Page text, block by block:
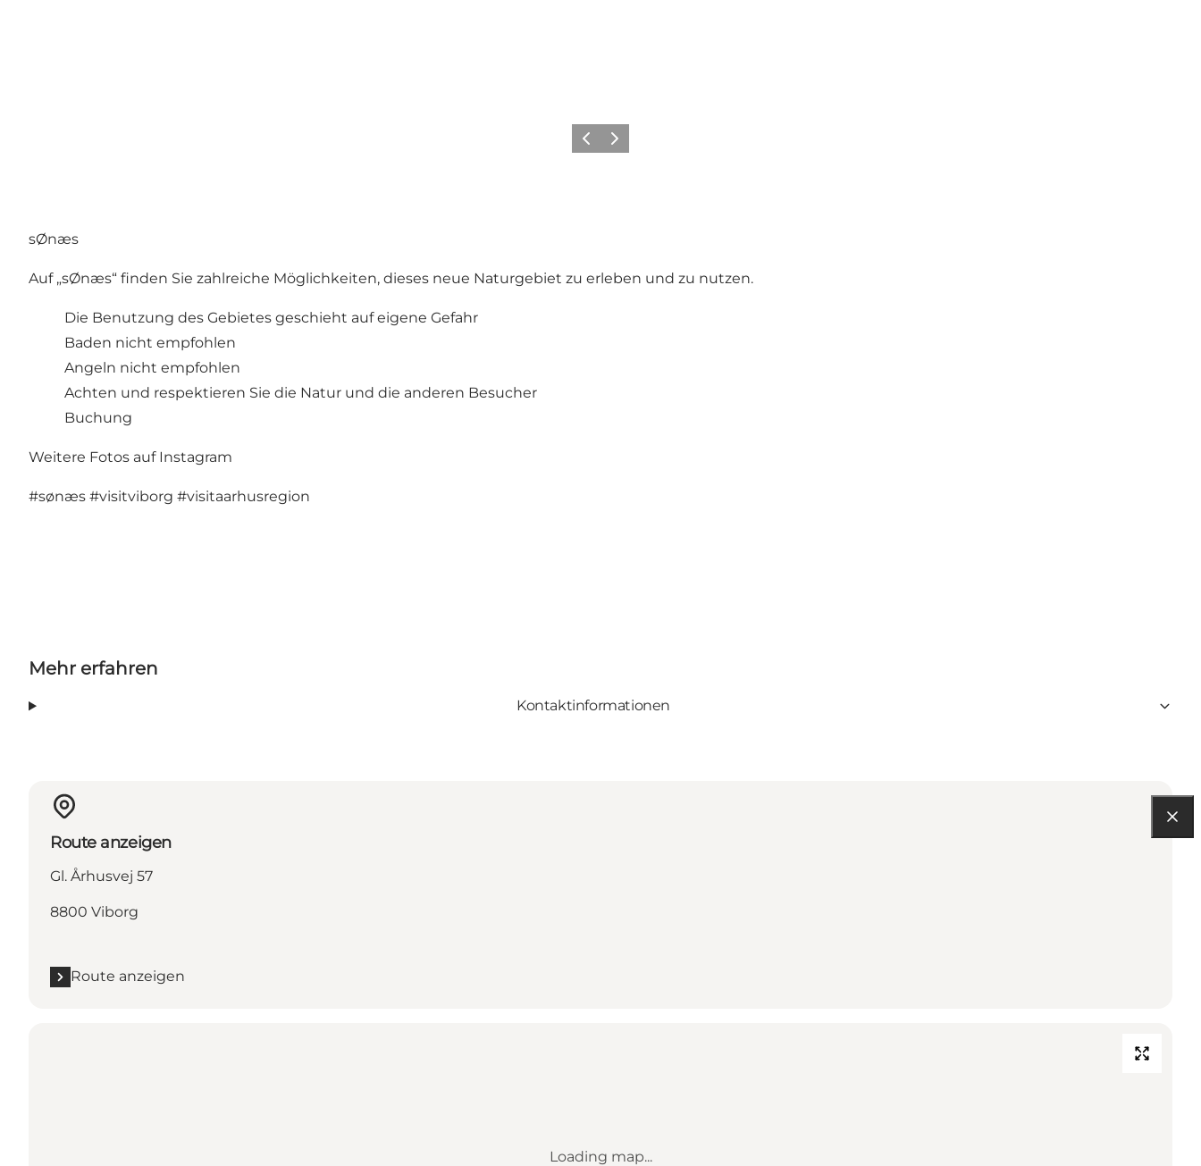
ZurückWeiter
sØnæs
Auf „sØnæs“ finden Sie zahlreiche Möglichkeiten, dieses neue Naturgebiet zu erleben und zu nutzen.
Die Benutzung des Gebietes geschieht auf eigene Gefahr
Baden nicht empfohlen
Angeln nicht empfohlen
Achten und respektieren Sie die Natur und die anderen Besucher
Buchung
Weitere Fotos auf Instagram
#sønæs #visitviborg #visitaarhusregion
Mehr erfahren
Kontaktinformationen
Route anzeigen
Gl. Århusvej 57
8800 Viborg
Route anzeigen
Loading map...